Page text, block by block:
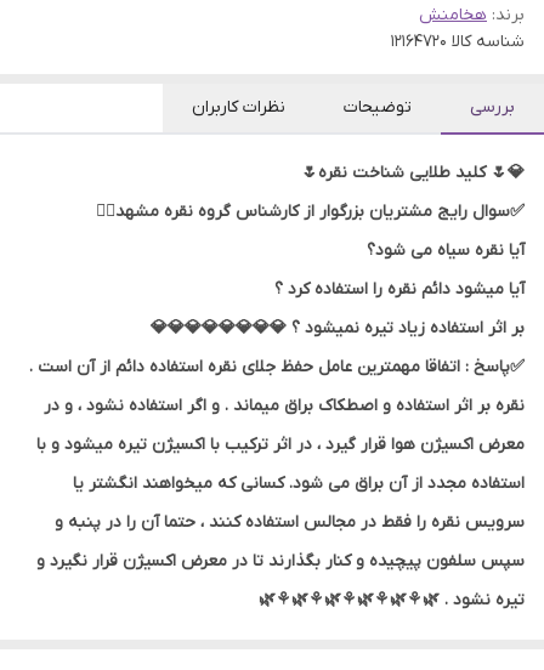
برند: هخامنش
شناسه کالا 12164720
بررسی توضیحات نظرات کاربران
💎🌷 کلید طلایی شناخت نقره🌷
✅سوال رایج مشتریان بزرگوار از کارشناس گروه نقره مشهد👇🏻
آیا نقره سیاه می شود؟
آیا میشود دائم نقره را استفاده کرد ؟
بر اثر استفاده زیاد تیره نمیشود ؟ 💎💎💎💎💎💎💎💎
✅پاسخ : اتفاقا مهمترین عامل حفظ جلای نقره استفاده دائم از آن است .
نقره بر اثر استفاده و اصطکاک براق میماند . و اگر استفاده نشود ، و در
معرض اکسیژن هوا قرار گیرد ، در اثر ترکیب با اکسیژن تیره میشود و با
استفاده مجدد از آن براق می شود. کسانی که میخواهند انگشتر یا
سرویس نقره را فقط در مجالس استفاده کنند ، حتما آن را در پنبه و
سپس سلفون پیچیده و کنار بگذارند تا در معرض اکسیژن قرار نگیرد و
تیره نشود . 🌿⚘🌿⚘🌿⚘🌿⚘🌿⚘🌿